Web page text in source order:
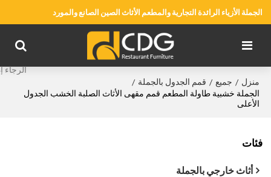
الجملة الأزياء الرائدة التجارية والمطعم الأثاث الصين الصانع والمورد
منزل / جميع / قمم الجدول بالجملة /
الجملة خشبية طاولة المطعم قمم مقهى الأثاث الصلبة الخشب الجدول
الأعلى
فئات
أثاث خارجي بالجملة